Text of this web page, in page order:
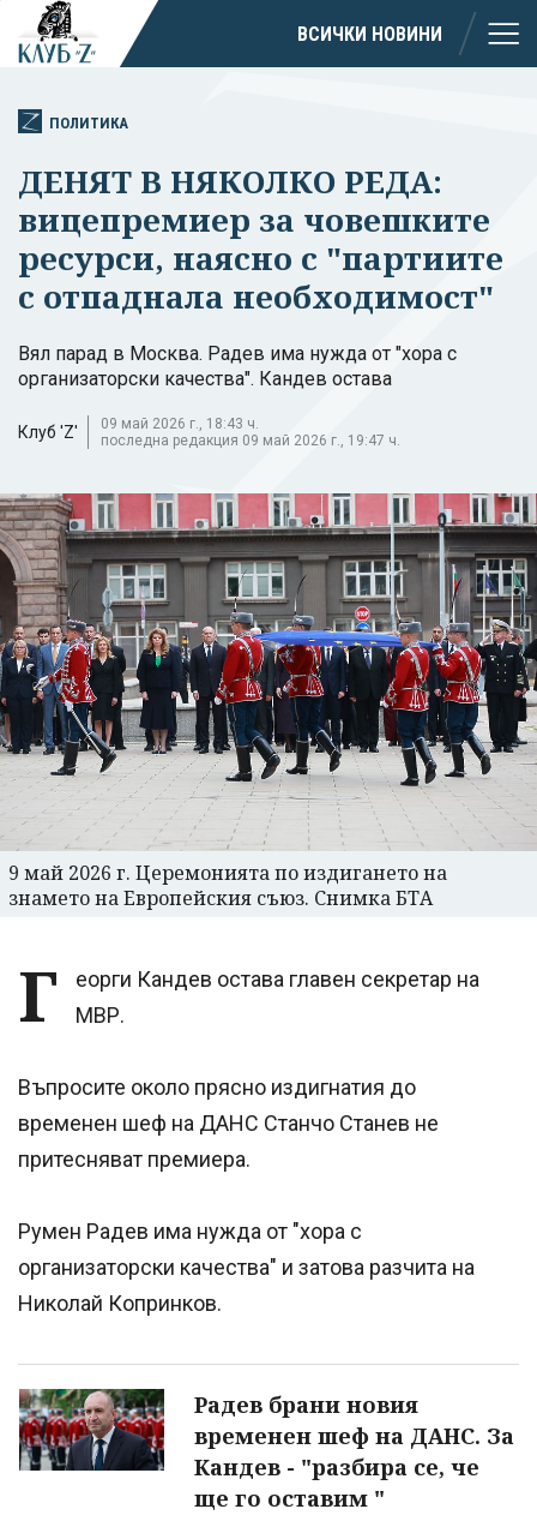
ВСИЧКИ НОВИНИ
ПОЛИТИКА
ДЕНЯТ В НЯКОЛКО РЕДА:
вицепремиер за човешките
ресурси, наясно с "партиите
с отпаднала необходимост"
Вял парад в Москва. Радев има нужда от "хора с
организаторски качества". Кандев остава
Клуб 'Z'
09 май 2026 г., 18:43 ч.
последна редакция 09 май 2026 г., 19:47 ч.
9 май 2026 г. Церемонията по издигането на
знамето на Европейския съюз. Снимка БТА
Г
еорги Кандев остава главен секретар на
МВР.
Въпросите около прясно издигнатия до
временен шеф на ДАНС Станчо Станев не
притесняват премиера.
Румен Радев има нужда от "хора с
организаторски качества" и затова разчита на
Николай Копринков.
Радев брани новия
временен шеф на ДАНС. За
Кандев - "разбира се, че
ще го оставим "